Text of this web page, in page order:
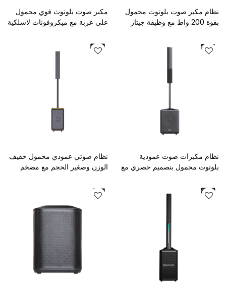
نظام مكبر صوت بلوتوث محمول
بقوة 200 واط مع وظيفة جيتار
مكبر صوت بلوتوث قوي محمول
على عربة مع ميكروفونات لاسلكية
نظام مكبرات صوت عمودية
بلوتوث محمول بتصميم حصري مع
نظام صوتي عمودي محمول خفيف
الوزن وصغير الحجم مع مضخم